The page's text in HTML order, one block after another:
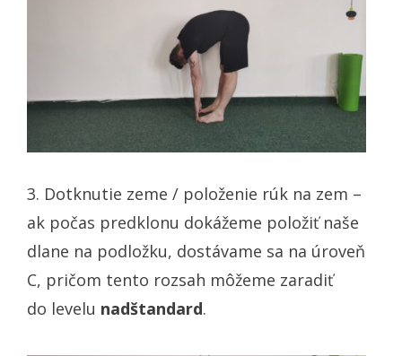
3. Dotknutie zeme / položenie rúk na zem –
ak počas predklonu dokážeme položiť naše
dlane na podložku, dostávame sa na úroveň
C, pričom tento rozsah môžeme zaradiť
do levelu nadštandard.